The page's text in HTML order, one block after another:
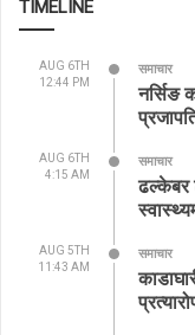
TIMELINE
AUG 6TH
12:44 PM
समाचार
नर्सिङ
AUG 6TH
4:15 AM
समाचार
ढल्केबर
AUG 5TH
11:43 AM
समाचार